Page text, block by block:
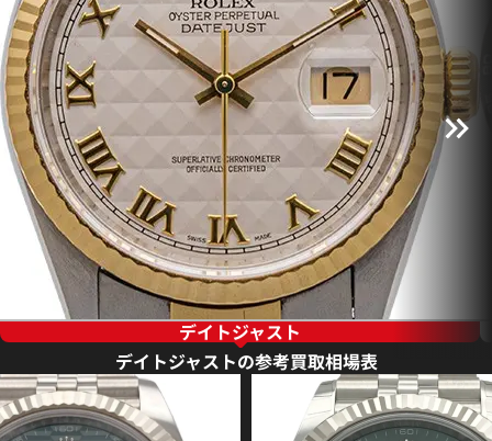
デイトジャスト
デイトジャストの参考買取相場表